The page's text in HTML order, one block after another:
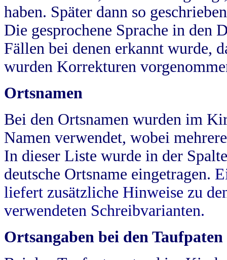
haben. Später dann so
Die gesprochene Sprache in
Fällen bei denen erkannt wurde,
wurden Korrekturen
Ortsnamen
Bei den Ortsnamen wurden im
Namen verwendet, wobei
In dieser Liste wurde in der
deutsche Ortsname eingetragen.
liefert zusätzliche Hinweise zu
verwendeten Schreibvarianten.
Ortsangaben bei den Taufpaten